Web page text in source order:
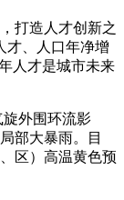
打造人才创新之
才、人口年净增
人才是城市未来
外围环流影
部大暴雨。目
区）高温黄色预